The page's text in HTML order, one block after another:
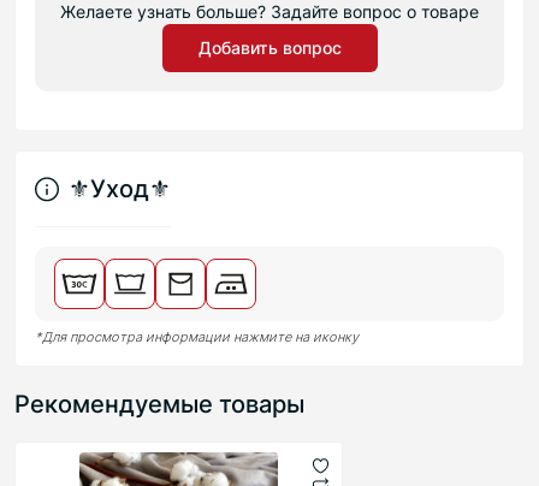
Желаете узнать больше? Задайте вопрос о товаре
Добавить вопрос
⚜︎Уход⚜︎
*Для просмотра информации нажмите на иконку
Рекомендуемые товары